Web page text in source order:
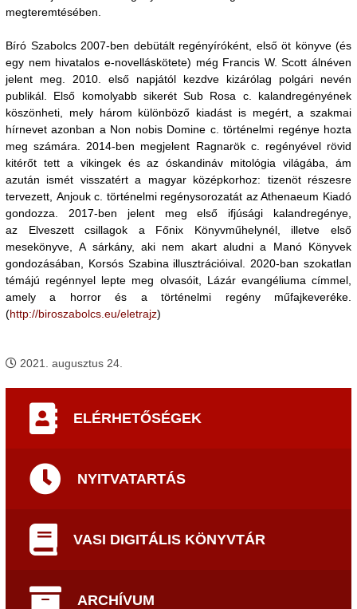
megteremtésében.
Bíró Szabolcs 2007-ben debütált regényíróként, első öt könyve (és
egy nem hivatalos e-novelláskötete) még Francis W. Scott álnéven
jelent meg. 2010. első napjától kezdve kizárólag polgári nevén
publikál. Első komolyabb sikerét Sub Rosa c. kalandregényének
köszönheti, mely három különböző kiadást is megért, a szakmai
hírnevet azonban a Non nobis Domine c. történelmi regénye hozta
meg számára. 2014-ben megjelent Ragnarök c. regényével rövid
kitérőt tett a vikingek és az óskandináv mitológia világába, ám
azután ismét visszatért a magyar középkorhoz: tizenöt részesre
tervezett, Anjouk c. történelmi regénysorozatát az Athenaeum Kiadó
gondozza. 2017-ben jelent meg első ifjúsági kalandregénye,
az Elveszett csillagok a Főnix Könyvműhelynél, illetve első
mesekönyve, A sárkány, aki nem akart aludni a Manó Könyvek
gondozásában, Korsós Szabina illusztrációival. 2020-ban szokatlan
témájú regénnyel lepte meg olvasóit, Lázár evangéliuma címmel,
amely a horror és a történelmi regény műfajkeveréke.
(http://biroszabolcs.eu/eletrajz)
2021. augusztus 24.
ELÉRHETŐSÉGEK
NYITVATARTÁS
VASI DIGITÁLIS KÖNYVTÁR
ARCHÍVUM